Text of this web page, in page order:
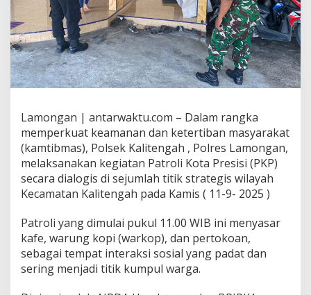
Lamongan | antarwaktu.com – Dalam rangka
memperkuat keamanan dan ketertiban masyarakat
(kamtibmas), Polsek Kalitengah , Polres Lamongan,
melaksanakan kegiatan Patroli Kota Presisi (PKP)
secara dialogis di sejumlah titik strategis wilayah
Kecamatan Kalitengah pada Kamis ( 11-9- 2025 )
Patroli yang dimulai pukul 11.00 WIB ini menyasar
kafe, warung kopi (warkop), dan pertokoan,
sebagai tempat interaksi sosial yang padat dan
sering menjadi titik kumpul warga.